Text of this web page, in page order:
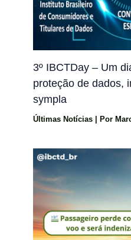
3º IBCTDay – Um
proteção de dados,
sympla
Últimas Notícias | Por